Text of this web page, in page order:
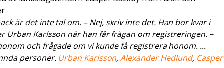
är det inte tal om. – Nej, skriv inte det. Han bor kvar i
Urban Karlsson när han får frågan om registreringen. –
och frågade om vi kunde få registrera honom. ...
personer: Urban Karlsson,Alexander Hedlund, Casper